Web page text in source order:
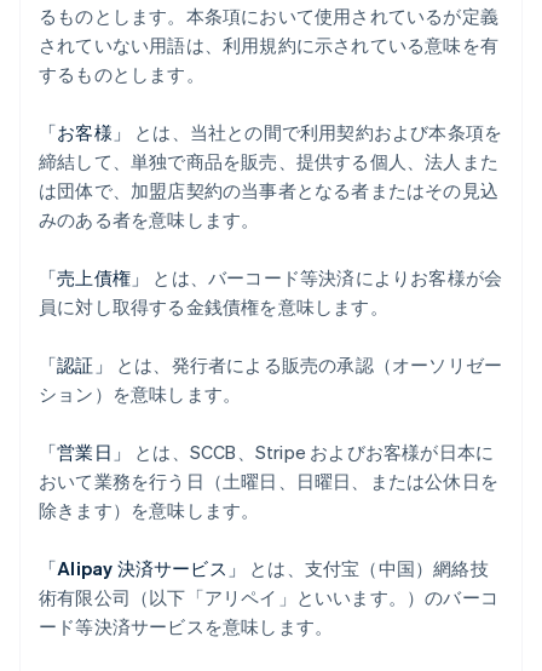
るものとします。本条項において使用されているが定義
されていない用語は、利用規約に示されている意味を有
するものとします。
「お客様」
とは、当社との間で利用契約および本条項を
締結して、単独で商品を販売、提供する個人、法人また
は団体で、加盟店契約の当事者となる者またはその見込
みのある者を意味します。
「売上債権」
とは、バーコード等決済によりお客様が会
員に対し取得する金銭債権を意味します。
「認証」
とは、発行者による販売の承認（オーソリゼー
ション）を意味します。
「営業日」
とは、SCCB、Stripe およびお客様が日本に
おいて業務を行う日（土曜日、日曜日、または公休日を
除きます）を意味します。
「Alipay 決済サービス」
とは、支付宝（中国）網絡技
術有限公司（以下「アリペイ」といいます。）のバーコ
ード等決済サービスを意味します。